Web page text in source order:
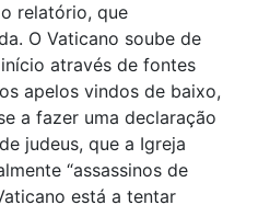
relatório, que
O Vaticano soube de
através de fontes
apelos vindos de baixo,
a fazer uma declaração
judeus, que a Igreja
“assassinos de
está a tentar